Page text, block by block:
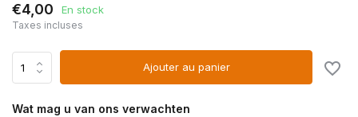
€4,00 En stock
Taxes incluses
Ajouter au panier
Wat mag u van ons verwachten